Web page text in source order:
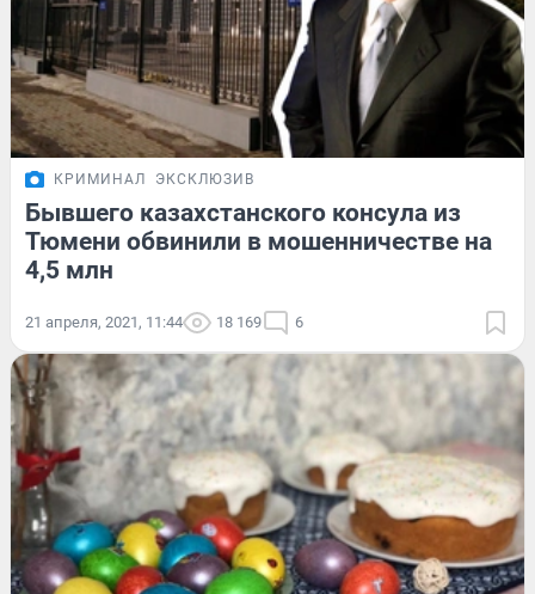
КРИМИНАЛ ЭКСКЛЮЗИВ
Бывшего казахстанского консула из
Тюмени обвинили в мошенничестве на
4,5 млн
21 апреля, 2021, 11:44 18 169 6